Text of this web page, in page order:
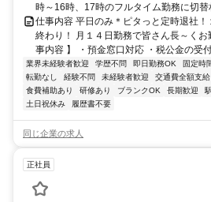
時～16時、17時のフルタイム勤務に切替
仕事内容 平日のみ＊ピタっと定時退社
終わり！ 月１４日勤務で皆さん長～く
事内容 】 ・預金窓口対応 ・税公金の受
業界未経験者歓迎 学歴不問 即日勤務OK 固定時
転勤なし
経験不問 未経験者歓迎 交通費全額支給
食費補助あり
研修あり ブランクOK 長期歓迎
土日祝休み
履歴書不要
同じ企業の求人
正社員